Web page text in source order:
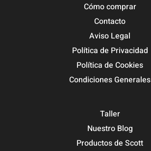
Cómo comprar
Contacto
Aviso Legal
Política de Privacidad
Política de Cookies
Condiciones Generales
Taller
Nuestro Blog
Productos de Scott